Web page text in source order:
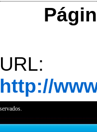
URL:
http://